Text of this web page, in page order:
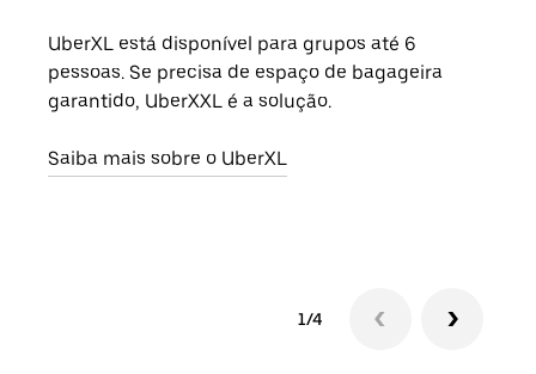
UberXL está disponível para grupos até 6
pessoas. Se precisa de espaço de bagageira
garantido, UberXXL é a solução.
Saiba mais sobre o UberXL
1/4